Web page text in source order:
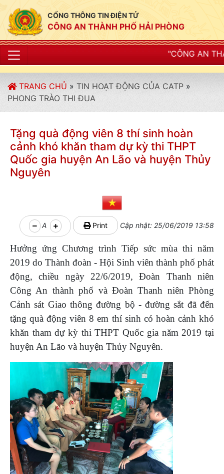
CỔNG THÔNG TIN ĐIỆN TỬ
CÔNG AN THÀNH PHỐ HẢI PHÒNG
"CÔNG AN THÀNH PHỐ HẢI
TRANG CHỦ » TIN HOẠT ĐỘNG CỦA CATP »
PHONG TRÀO THI ĐUA
Tặng quà động viên 8 thí sinh hoàn
cảnh khó khăn tham dự kỳ thi THPT
Quốc gia huyện An Lão và huyện Thủy
Nguyên
A Print Cập nhật: 25/06/2019 13:58
Hưởng ứng Chương trình Tiếp sức mùa thi năm
2019 do Thành đoàn - Hội Sinh viên thành phố phát
động, chiều ngày 22/6/2019, Đoàn Thanh niên
Công An thành phố và Đoàn Thanh niên Phòng
Cảnh sát Giao thông đường bộ - đường sắt đã đến
tặng quà động viên 8 em thí sinh có hoàn cảnh khó
khăn tham dự kỳ thi THPT Quốc gia năm 2019 tại
huyện An Lão và huyện Thủy Nguyên.